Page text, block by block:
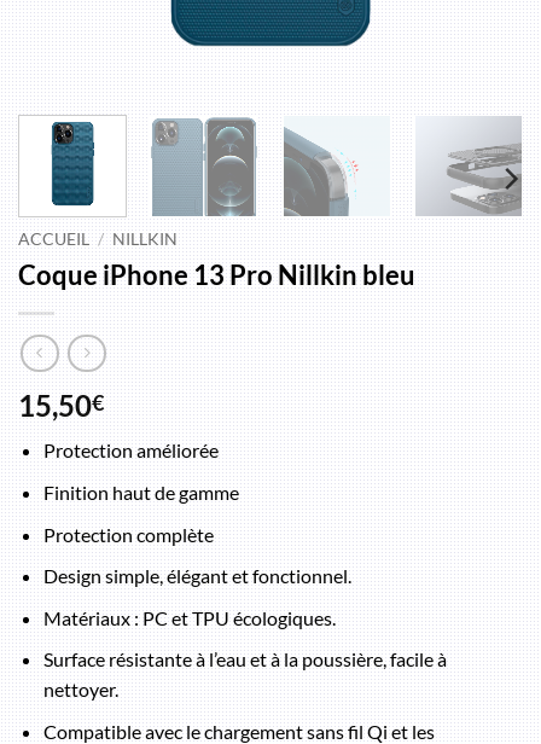
ACCUEIL / NILLKIN
Coque iPhone 13 Pro Nillkin bleu
15,50€
Protection améliorée
Finition haut de gamme
Protection complète
Design simple, élégant et fonctionnel.
Matériaux : PC et TPU écologiques.
Surface résistante à l’eau et à la poussière, facile à
nettoyer.
Compatible avec le chargement sans fil Qi et les